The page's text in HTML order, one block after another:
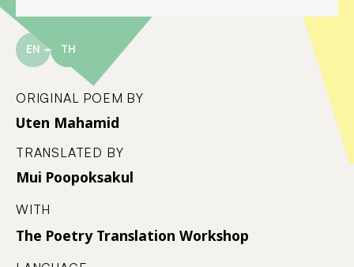
EN TH
ORIGINAL POEM BY
Uten Mahamid
TRANSLATED BY
Mui Poopoksakul
WITH
The Poetry Translation Workshop